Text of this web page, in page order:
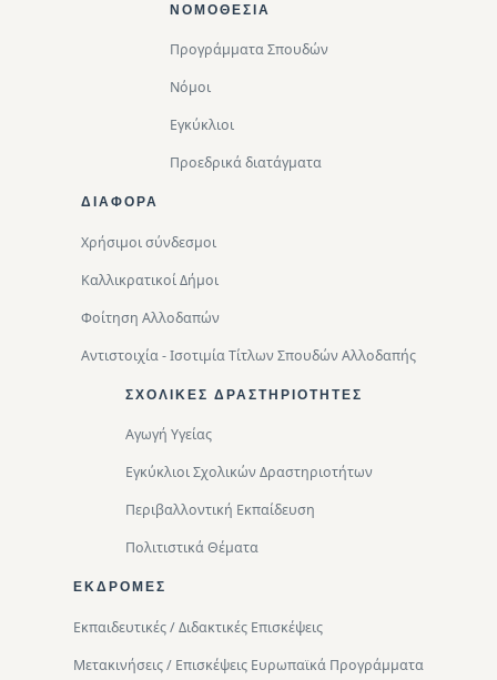
ΝΟΜΟΘΕΣΊΑ
Προγράμματα Σπουδών
Νόμοι
Εγκύκλιοι
Προεδρικά διατάγματα
ΔΙΑΦΟΡΑ
Χρήσιμοι σύνδεσμοι
Καλλικρατικοί Δήμοι
Φοίτηση Αλλοδαπών
Αντιστοιχία - Ισοτιμία Τίτλων Σπουδών Αλλοδαπής
ΣΧΟΛΙΚΈΣ ΔΡΑΣΤΗΡΙΌΤΗΤΕΣ
Αγωγή Υγείας
Εγκύκλιοι Σχολικών Δραστηριοτήτων
Περιβαλλοντική Eκπαίδευση
Πολιτιστικά Θέματα
ΕΚΔΡΟΜΈΣ
Εκπαιδευτικές / Διδακτικές Επισκέψεις
Μετακινήσεις / Επισκέψεις Ευρωπαϊκά Προγράμματα